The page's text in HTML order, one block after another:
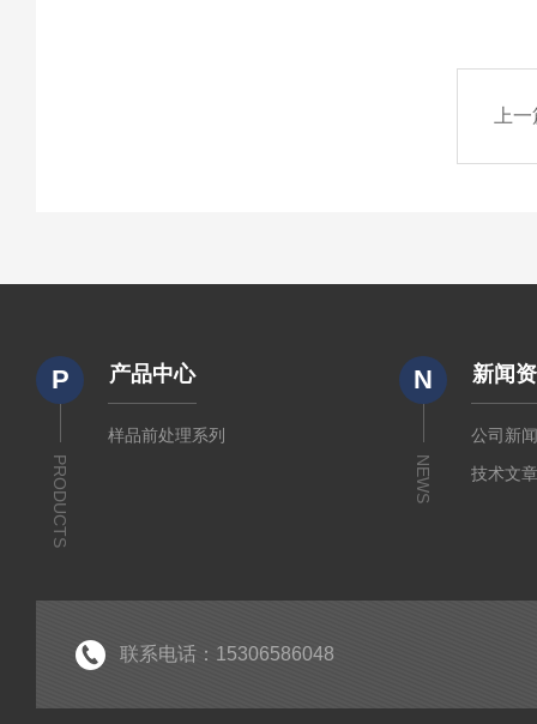
上
P
PRODUCTS
产品中心
样品前处理系列
N
NEWS
新闻
公司新
技术文
联系电话：15306586048